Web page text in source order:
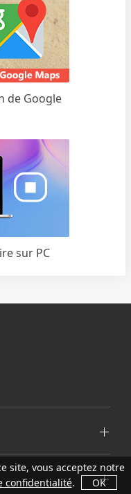
de Google
sur PC
site, vous acceptez notre
confidentialité. OK